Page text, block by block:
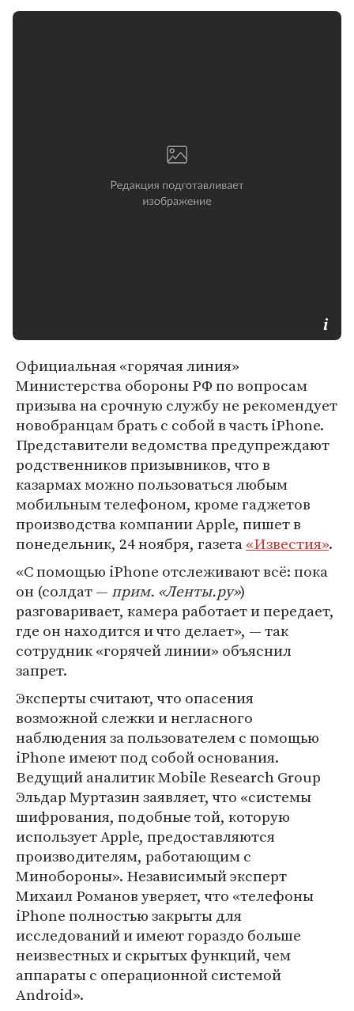
Официальная «горячая линия»
Министерства обороны РФ по вопросам
призыва на срочную службу не рекомендует
новобранцам брать с собой в часть iPhone.
Представители ведомства предупреждают
родственников призывников, что в
казармах можно пользоваться любым
мобильным телефоном, кроме гаджетов
производства компании Apple, пишет в
понедельник, 24 ноября, газета«Известия».
«С помощью iPhone отслеживают всё: пока
он (солдат — прим. «Ленты.ру»)
разговаривает, камера работает и передает,
где он находится и что делает», — так
сотрудник «горячей линии» объяснил
запрет.
Эксперты считают, что опасения
возможной слежки и негласного
наблюдения за пользователем с помощью
iPhone имеют под собой основания.
Ведущий аналитик Mobile Research Group
Эльдар Муртазин заявляет, что «системы
шифрования, подобные той, которую
использует Apple, предоставляются
производителям, работающим с
Минобороны». Независимый эксперт
Михаил Романов уверяет, что «телефоны
iPhone полностью закрыты для
исследований и имеют гораздо больше
неизвестных и скрытых функций, чем
аппараты с операционной системой
Android».